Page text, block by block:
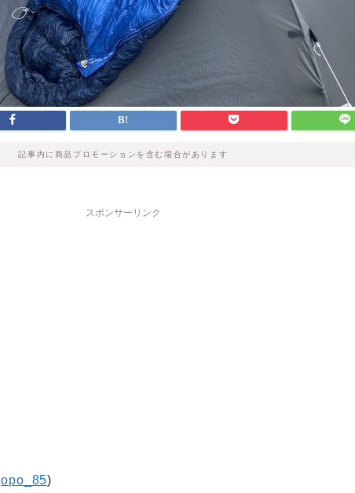
記事内に商品プロモーションを含む場合があります
スポンサーリンク
opo_85)